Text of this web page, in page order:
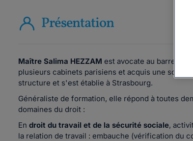
Présentation
Maître Salima HEZZAM est avocate au barreau
plusieurs cabinets parisiens et acquis une solide
structure et s'est établie à Strasbourg.
Généraliste de formation, elle répond à toutes
domaines du droit :
En droit du travail et de la sécurité sociale,
la relation de travail : embauche (vérification du